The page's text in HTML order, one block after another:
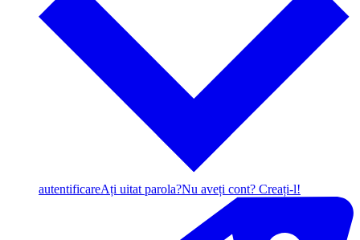
autentificareAți uitat parola?Nu aveți cont? Creați-l!